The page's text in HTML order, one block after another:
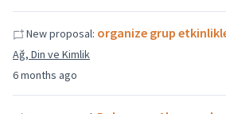
6 months ago
New proposal: organize grup
Ağ, Din ve Kimlik